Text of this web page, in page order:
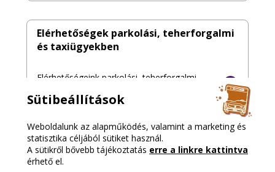
Elérhetőségek parkolási, teherforgalmi
és taxiügyekben
Elérhetőségeink parkolási, teherforgalmi
Talált tárgyak
Sütibeállítások
Weboldalunk az alapműködés, valamint a marketing és
statisztika céljából sütiket használ.
A sütikről bővebb tájékoztatás erre a linkre kattintva
érhető el.